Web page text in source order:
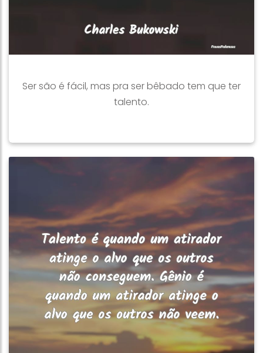
Ser são é fácil, mas pra ser bêbado tem que ter
talento.